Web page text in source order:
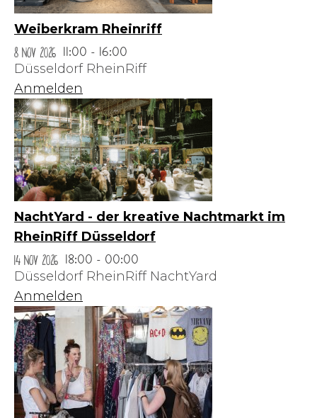
Weiberkram Rheinriff
8 Nov 2026
11:00 - 16:00
Düsseldorf RheinRiff
Anmelden
NachtYard - der kreative Nachtmarkt im
RheinRiff Düsseldorf
14 Nov 2026
18:00 - 00:00
Düsseldorf RheinRiff NachtYard
Anmelden